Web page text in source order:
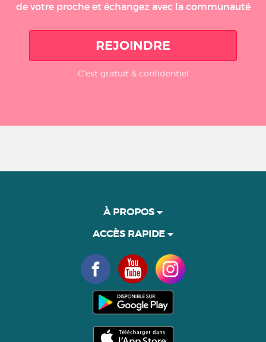
de votre proche et échangez avec la communauté
REJOINDRE
C'est gratuit & confidentiel
À PROPOS
ACCÈS RAPIDE